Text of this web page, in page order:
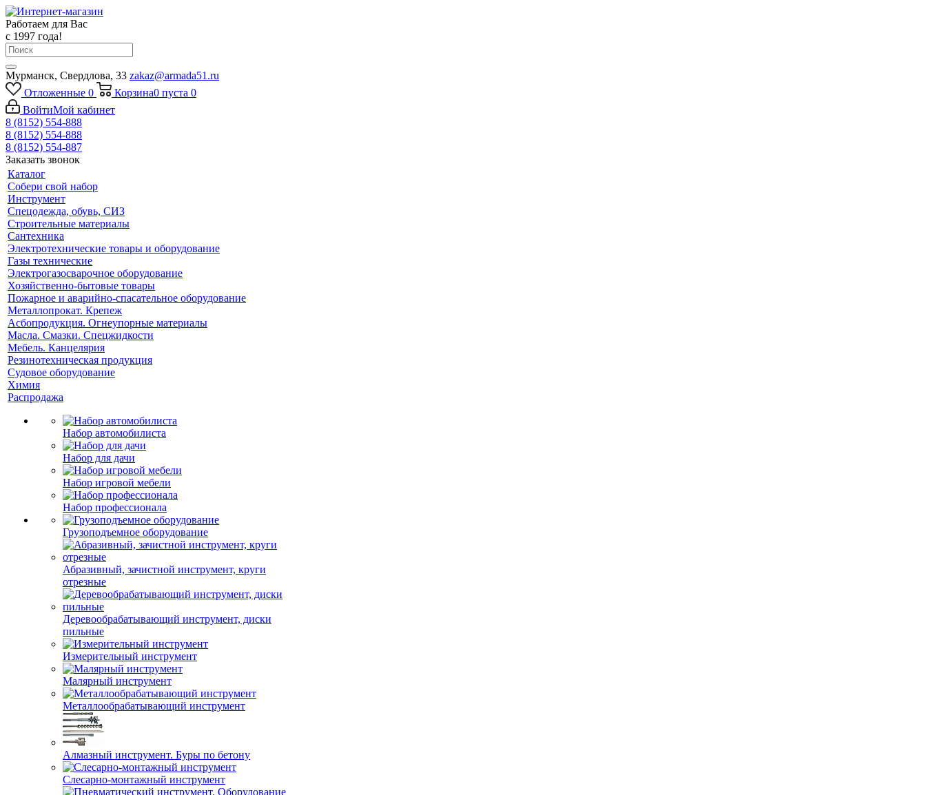
Работаем для Вас
с 1997 года!
Мурманск, Свердлова, 33 zakaz@armada51.ru
Отложенные 0 Корзина0 пуста 0
ВойтиМой кабинет
8 (8152) 554-888
8 (8152) 554-888
8 (8152) 554-887
Заказать звонок
Каталог
Собери свой набор
Инструмент
Спецодежда, обувь, СИЗ
Строительные материалы
Сантехника
Электротехнические товары и оборудование
Газы технические
Электрогазосварочное оборудование
Хозяйственно-бытовые товары
Пожарное и аварийно-спасательное оборудование
Металлопрокат. Крепеж
Асбопродукция. Огнеупорные материалы
Масла. Смазки. Спецжидкости
Мебель. Канцелярия
Резинотехническая продукция
Судовое оборудование
Химия
Распродажа
Набор автомобилиста
Набор для дачи
Набор игровой мебели
Набор профессионала
Грузоподъемное оборудование
Абразивный, зачистной инструмент, круги
отрезные
Деревообрабатывающий инструмент, диски
пильные
Измерительный инструмент
Малярный инструмент
Металлообрабатывающий инструмент
Алмазный инструмент. Буры по бетону
Слесарно-монтажный инструмент